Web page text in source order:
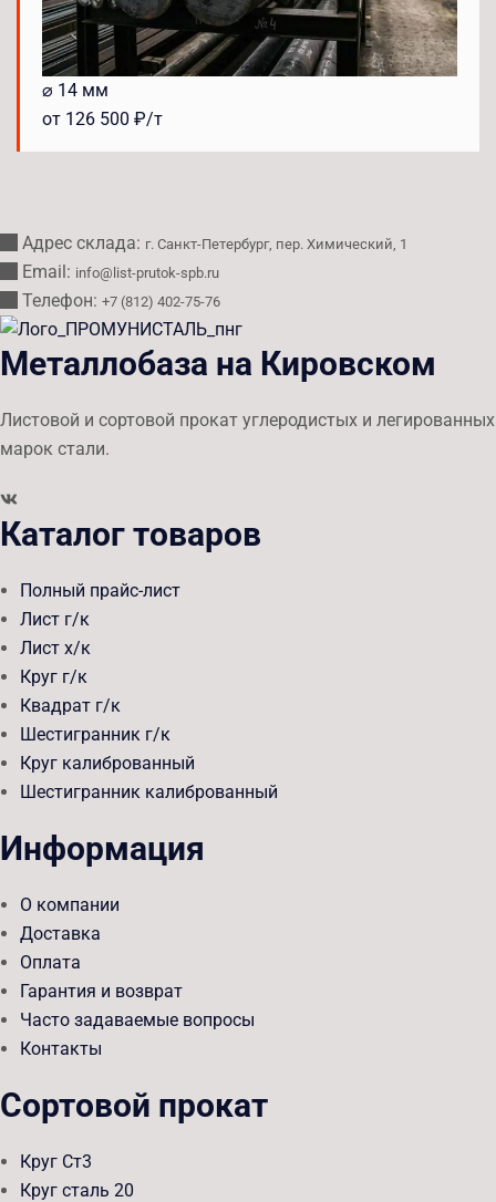
⌀ 14 мм
от 126 500 ₽/т
Адрес склада: г. Санкт-Петербург, пер. Химический, 1
Email: info@list-prutok-spb.ru
Телефон: +7 (812) 402-75-76
Металлобаза на Кировском
Листовой и сортовой прокат углеродистых и легированных
марок стали.
Каталог товаров
Полный прайс-лист
Лист г/к
Лист х/к
Круг г/к
Квадрат г/к
Шестигранник г/к
Круг калиброванный
Шестигранник калиброванный
Информация
О компании
Доставка
Оплата
Гарантия и возврат
Часто задаваемые вопросы
Контакты
Сортовой прокат
Круг Ст3
Круг сталь 20